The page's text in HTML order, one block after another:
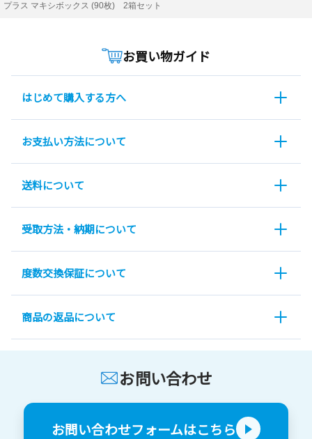
プラス マキシボックス (90枚) 2箱セット
お買い物ガイド
はじめて購入する方へ
お支払い方法について
送料について
受取方法・納期について
度数交換保証について
商品の返品について
お問い合わせ
お問い合わせフォームはこちら